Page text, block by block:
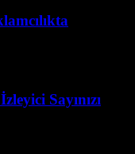
Sayınızı